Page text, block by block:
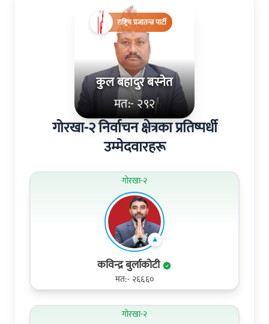
कुल बहादुर बस्नेत
मत:- २९२
राष्ट्रिय प्रजातन्त्र पार्टी
गोरखा-२ निर्वाचन क्षेत्रका प्रतिष्पर्धी
उम्मेदवारहरू
गोरखा-२
कविन्द्र बुर्लाकोटी
मत:- २६६६०
गोरखा-२